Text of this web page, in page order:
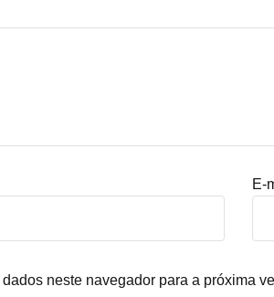
E-
neste navegador para a próxima